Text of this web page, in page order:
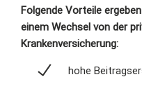
Folgende Vorteile
einem Wechsel von der
Krankenversicherung:
hohe